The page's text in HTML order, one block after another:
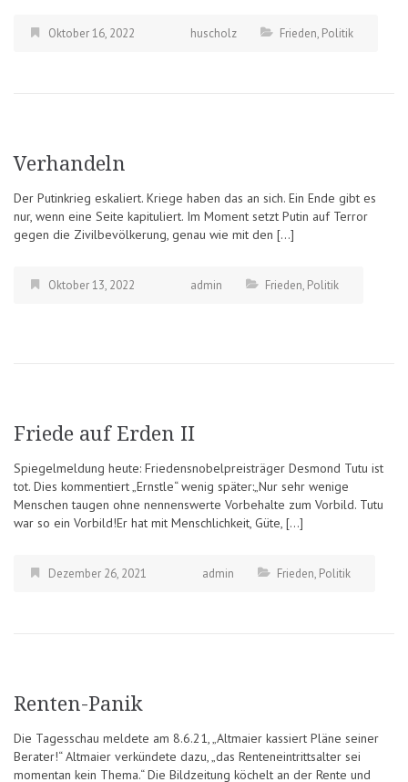
Oktober 16, 2022 huscholz Frieden, Politik
Verhandeln
Der Putinkrieg eskaliert. Kriege haben das an sich. Ein Ende gibt es
nur, wenn eine Seite kapituliert. Im Moment setzt Putin auf Terror
gegen die Zivilbevölkerung, genau wie mit den […]
Oktober 13, 2022 admin Frieden, Politik
Friede auf Erden II
Spiegelmeldung heute: Friedensnobelpreisträger Desmond Tutu ist
tot. Dies kommentiert „Ernstle“ wenig später:„Nur sehr wenige
Menschen taugen ohne nennenswerte Vorbehalte zum Vorbild. Tutu
war so ein Vorbild!Er hat mit Menschlichkeit, Güte, […]
Dezember 26, 2021 admin Frieden, Politik
Renten-Panik
Die Tagesschau meldete am 8.6.21, „Altmaier kassiert Pläne seiner
Berater!“ Altmaier verkündete dazu, „das Renteneintrittsalter sei
momentan kein Thema.“ Die Bildzeitung köchelt an der Rente und